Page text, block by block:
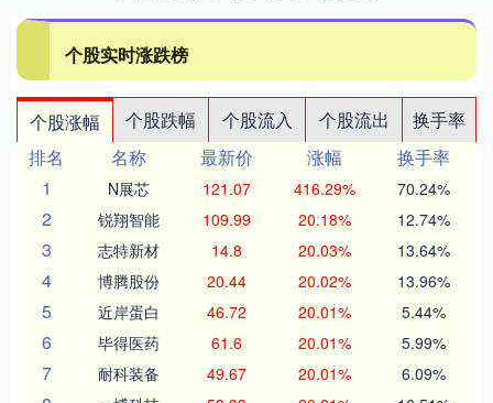
个股实时涨跌榜
个股涨幅 个股跌幅 个股流入 个股流出
换手率
排名
名称 最新价 涨幅
换手率
1
N展芯 121.07 416.29% 70.24%
2 锐翔智能 109.99 20.18% 12.74%
3 志特新材 14.8 20.03% 13.64%
4 博腾股份 20.44 20.02% 13.96%
5 近岸蛋白 46.72 20.01% 5.44%
6 毕得医药 61.6 20.01% 5.99%
7 耐科装备 49.67 20.01% 6.09%